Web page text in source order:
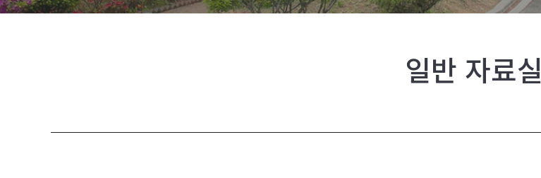
일반 자료실